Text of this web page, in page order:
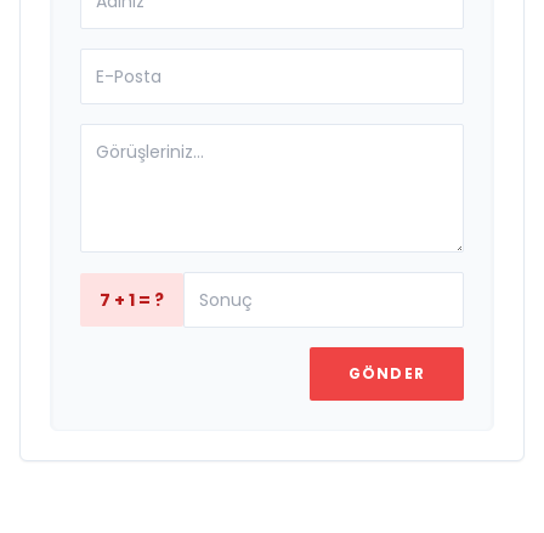
7 + 1 = ?
GÖNDER